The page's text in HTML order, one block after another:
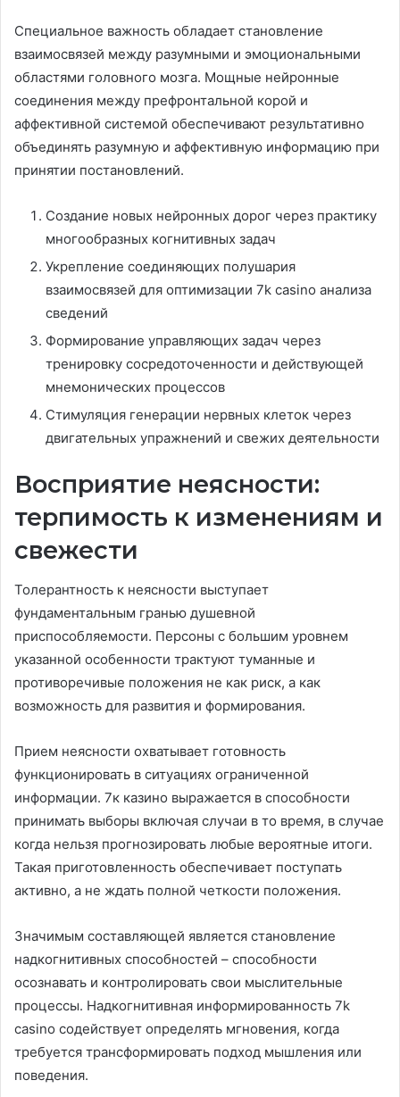
Специальное важность обладает становление
взаимосвязей между разумными и эмоциональными
областями головного мозга. Мощные нейронные
соединения между префронтальной корой и
аффективной системой обеспечивают результативно
объединять разумную и аффективную информацию при
принятии постановлений.
Создание новых нейронных дорог через практику
многообразных когнитивных задач
Укрепление соединяющих полушария
взаимосвязей для оптимизации 7k casino анализа
сведений
Формирование управляющих задач через
тренировку сосредоточенности и действующей
мнемонических процессов
Стимуляция генерации нервных клеток через
двигательных упражнений и свежих деятельности
Восприятие неясности:
терпимость к изменениям и
свежести
Толерантность к неясности выступает
фундаментальным гранью душевной
приспособляемости. Персоны с большим уровнем
указанной особенности трактуют туманные и
противоречивые положения не как риск, а как
возможность для развития и формирования.
Прием неясности охватывает готовность
функционировать в ситуациях ограниченной
информации. 7к казино выражается в способности
принимать выборы включая случаи в то время, в случае
когда нельзя прогнозировать любые вероятные итоги.
Такая приготовленность обеспечивает поступать
активно, а не ждать полной четкости положения.
Значимым составляющей является становление
надкогнитивных способностей – способности
осознавать и контролировать свои мыслительные
процессы. Надкогнитивная информированность 7k
casino содействует определять мгновения, когда
требуется трансформировать подход мышления или
поведения.